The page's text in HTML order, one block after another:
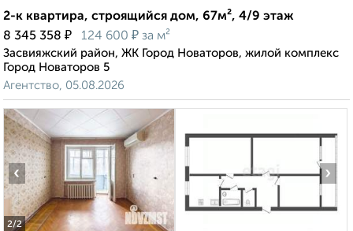
2-к квартира, строящийся дом, 67м², 4/9 этаж
8 345 358 ₽ 124 600 ₽ за м²
Засвияжский район, ЖК Город Новаторов, жилой комплекс
Город Новаторов 5
Агентство, 05.08.2026
2/2
‹ ›